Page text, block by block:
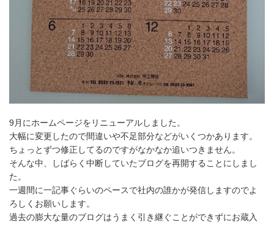
9月にホームページをリニューアルしました。
大幅に変更したので間違いや不足部分などがいくつかあります。
ちょっとずつ修正してるのですがなかなか追いつきません。
そんな中、しばらく中断していたブログを再開することにしまし
た。
一週間に一記事ぐらいのペースで社内の誰かが発信しますのでよ
ろしくお願いします。
過去の膨大な量のブログはうまく引き継ぐことができずにお蔵入